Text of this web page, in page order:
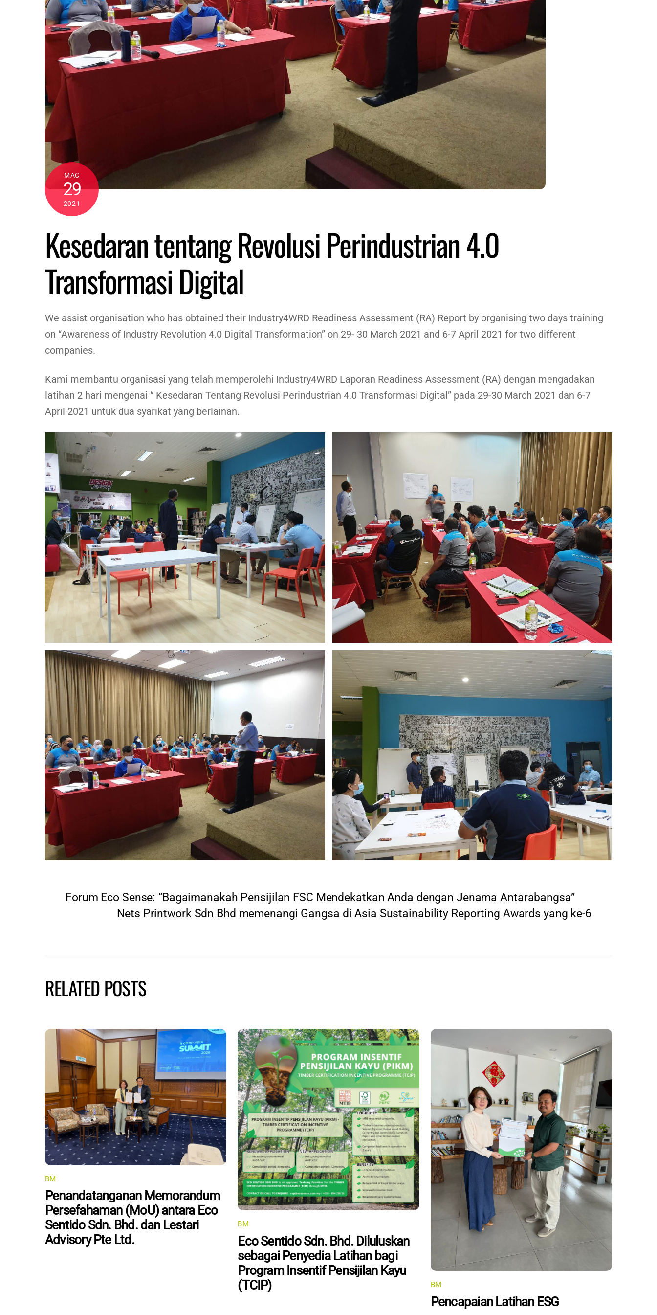
MAC
29
2021
Kesedaran tentang Revolusi Perindustrian 4.0
Transformasi Digital
We assist organisation who has obtained their Industry4WRD Readiness Assessment (RA) Report by organising two days training
on “Awareness of Industry Revolution 4.0 Digital Transformation” on 29- 30 March 2021 and 6-7 April 2021 for two different
companies.
Kami membantu organisasi yang telah memperolehi Industry4WRD Laporan Readiness Assessment (RA) dengan mengadakan
latihan 2 hari mengenai “ Kesedaran Tentang Revolusi Perindustrian 4.0 Transformasi Digital” pada 29-30 March 2021 dan 6-7
April 2021 untuk dua syarikat yang berlainan.
Forum Eco Sense: “Bagaimanakah Pensijilan FSC Mendekatkan Anda dengan Jenama Antarabangsa”
Nets Printwork Sdn Bhd memenangi Gangsa di Asia Sustainability Reporting Awards yang ke-6
RELATED POSTS
BM
Penandatanganan Memorandum
Persefahaman (MoU) antara Eco
Sentido Sdn. Bhd. dan Lestari
Advisory Pte Ltd.
BM
Eco Sentido Sdn. Bhd. Diluluskan
sebagai Penyedia Latihan bagi
Program Insentif Pensijilan Kayu
(TCIP)
BM
Pencapaian Latihan ESG